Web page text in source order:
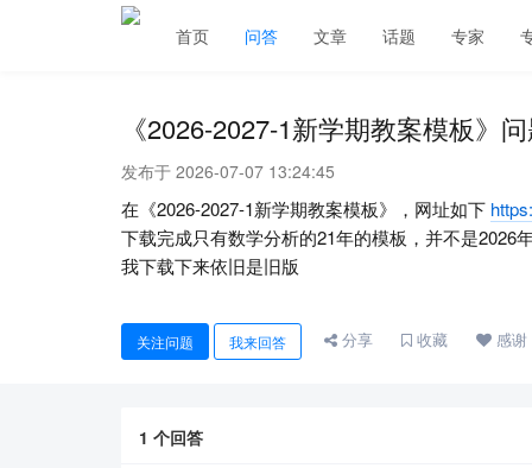
首页 问答 文章 话题 专家
《2026-2027-1新学期教案模板》
发布于 2026-07-07 13:24:45
在《2026-2027-1新学期教案模板》，网址如下
下载完成只有数学分析的21年的模板，并不是2026
我下载下来依旧是旧版
关注问题 我来回答 分享 收藏 感谢
1 个回答